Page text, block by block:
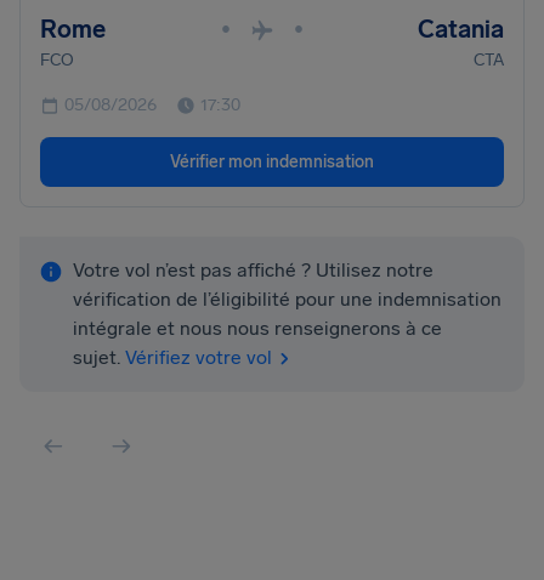
Rome • • Catania
FCO CTA
05/08/2026 17:30
Vérifier mon indemnisation
Votre vol n’est pas affiché ? Utilisez notre
vérification de l’éligibilité pour une indemnisation
intégrale et nous nous renseignerons à ce
sujet. Vérifiez votre vol